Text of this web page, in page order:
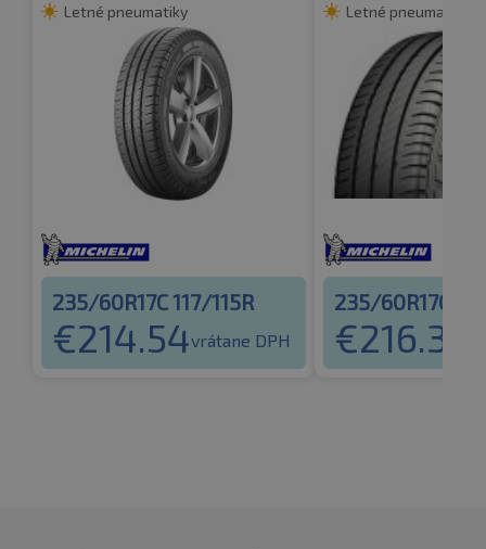
Letné pneumatiky
235/60R17C 117/115R
€214.54vrátane DPH
Letné pneumatiky
235/60R17C
€216.39